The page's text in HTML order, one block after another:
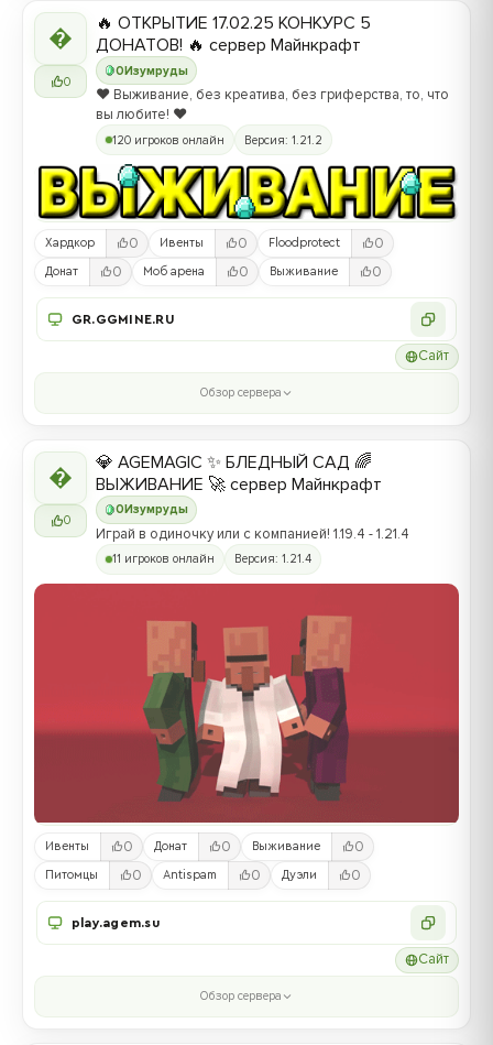

0
0Изумруды
🔥 ОТКРЫТИЕ 17.02.25 КОНКУРС 5
ДОНАТОВ! 🔥 сервер Майнкрафт
❤️ Выживание, без креатива, без гриферства, то, что
вы любите! ❤️
120 игроков онлайн Версия: 1.21.2
Хардкор 0 Ивенты 0 Floodprotect 0
Донат 0 Моб арена 0 Выживание 0
GR.GGMINE.RU
Сайт
Обзор сервера

0
0 Изумруды
💎 AGEMAGIC ✨ БЛЕДНЫЙ САД 🌈
ВЫЖИВАНИЕ 🚀 сервер Майнкрафт
Играй в одиночку или с компанией! 1.19.4 - 1.21.4
11 игроков онлайн Версия: 1.21.4
Ивенты 0 Донат 0 Выживание 0
Питомцы 0 Antispam 0 Дуэли 0
play.agem.su
Сайт
Обзор сервера